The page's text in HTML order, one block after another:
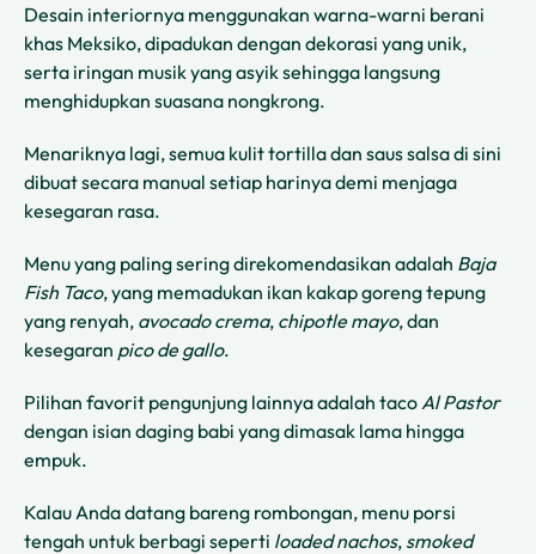
Desain interiornya menggunakan warna-warni berani
khas Meksiko, dipadukan dengan dekorasi yang unik,
serta iringan musik yang asyik sehingga langsung
menghidupkan suasana nongkrong.
Menariknya lagi, semua kulit tortilla dan saus salsa di sini
dibuat secara manual setiap harinya demi menjaga
kesegaran rasa.
Menu yang paling sering direkomendasikan adalah Baja
Fish Taco, yang memadukan ikan kakap goreng tepung
yang renyah, avocado crema, chipotle mayo, dan
kesegaran pico de gallo.
Pilihan favorit pengunjung lainnya adalah taco Al Pastor
dengan isian daging babi yang dimasak lama hingga
empuk.
Kalau Anda datang bareng rombongan, menu porsi
tengah untuk berbagi seperti loaded nachos, smoked